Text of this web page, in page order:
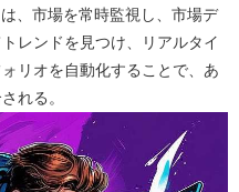
、市場を常時監視し、市場デ
レンドを見つけ、リアルタイ
リオを自動化することで、あ
れる。